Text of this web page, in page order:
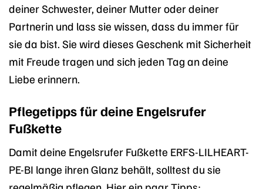
deiner Schwester, deiner Mutter oder deiner
Partnerin und lass sie wissen, dass du immer für
sie da bist. Sie wird dieses Geschenk mit Sicherheit
mit Freude tragen und sich jeden Tag an deine
Liebe erinnern.
Pflegetipps für deine Engelsrufer
Fußkette
Damit deine Engelsrufer Fußkette ERFS-LILHEART-
PE-BI lange ihren Glanz behält, solltest du sie